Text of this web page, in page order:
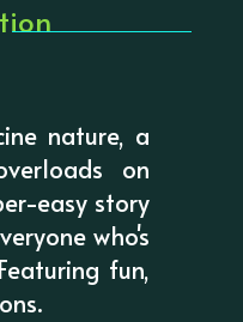
nature, a
on
easy story
who's
fun,